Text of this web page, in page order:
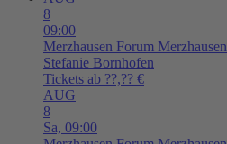
8
09:00
Merzhausen Forum Merzhausen
Stefanie Bornhofen
Tickets ab ??,?? €
AUG
8
Sa, 09:00